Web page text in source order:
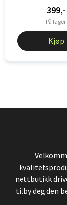
399,-
På lager
Kjøp
nettbutikk
tilby deg den